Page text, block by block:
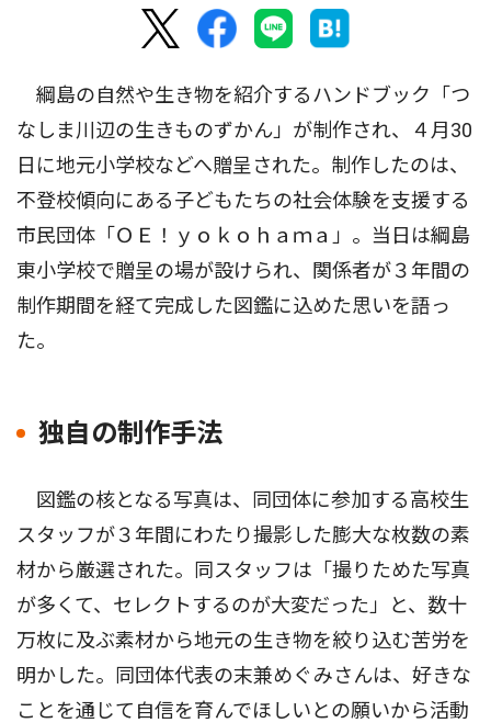
綱島の自然や生き物を紹介するハンドブック「つ
なしま川辺の生きものずかん」が制作され、４月30
日に地元小学校などへ贈呈された。制作したのは、
不登校傾向にある子どもたちの社会体験を支援する
市民団体「ＯＥ！ｙｏｋｏｈａｍａ」。当日は綱島
東小学校で贈呈の場が設けられ、関係者が３年間の
制作期間を経て完成した図鑑に込めた思いを語っ
た。
独自の制作手法
図鑑の核となる写真は、同団体に参加する高校生
スタッフが３年間にわたり撮影した膨大な枚数の素
材から厳選された。同スタッフは「撮りためた写真
が多くて、セレクトするのが大変だった」と、数十
万枚に及ぶ素材から地元の生き物を絞り込む苦労を
明かした。同団体代表の末兼めぐみさんは、好きな
ことを通じて自信を育んでほしいとの願いから活動